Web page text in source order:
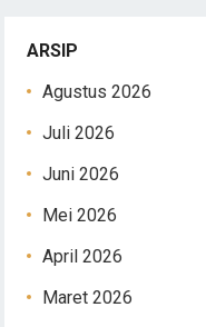
ARSIP
Agustus 2026
Juli 2026
Juni 2026
Mei 2026
April 2026
Maret 2026